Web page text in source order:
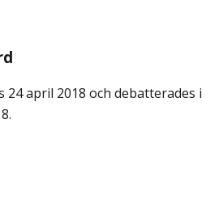
24 april 2018 och debatterades i